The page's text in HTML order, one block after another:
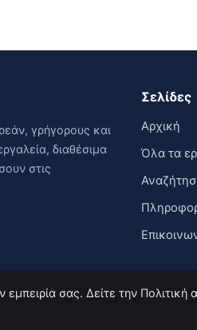
γρήγορους και
διαθέσιμα
στις
Σελίδες
Αρχική
Όλα τα
παντός δικαιώματος.
σας. Δείτε την Πολιτική